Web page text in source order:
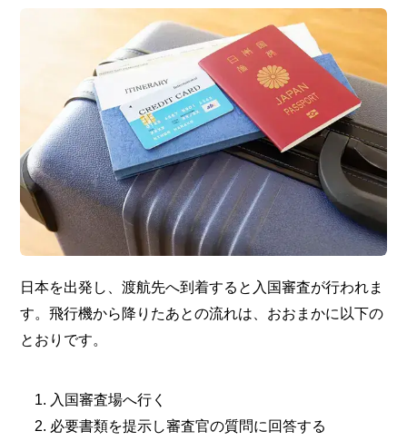
日本を出発し、渡航先へ到着すると入国審査が行われま
す。飛行機から降りたあとの流れは、おおまかに以下の
とおりです。
入国審査場へ行く
必要書類を提示し審査官の質問に回答する